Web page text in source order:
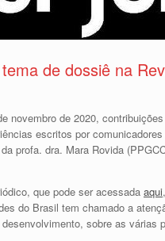
de dossiê na
novembro de 2020,
escritos por
profa. dra. Mara Rovida
que pode ser acessada aqui
do Brasil tem chamado a
sobre as várias